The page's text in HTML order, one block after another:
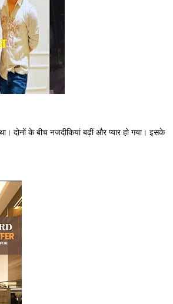
दोनों के बीच नजदीकियां बढ़ीं और प्यार हो गया। इसके